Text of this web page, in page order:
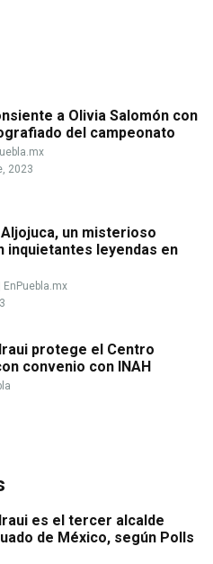
a Olivia Salomón con
del campeonato
2023
un misterioso
inquietantes leyendas en
EnPuebla.mx
protege el Centro
convenio con INAH
es el tercer alcalde
de México, según Polls